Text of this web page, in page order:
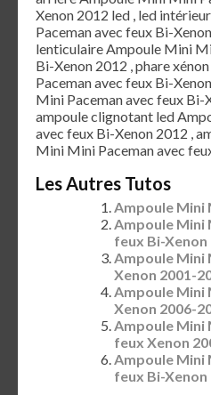
Xenon 2012 led , led
Paceman avec feux Bi-
lenticulaire Ampoule Mini
Bi-Xenon 2012 , phare
Paceman avec feux Bi-
Mini Paceman avec feux Bi-
ampoule clignotant led
avec feux Bi-Xenon 2012 ,
Mini Mini Paceman avec
Les Autres Tutos
Ampoule Mini
Ampoule Mini
feux Bi-Xenon
Ampoule Mini
Xenon 2001-
Ampoule Mini
Xenon 2006-
Ampoule Mini
feux Xenon
Ampoule Mini
feux Bi-Xenon